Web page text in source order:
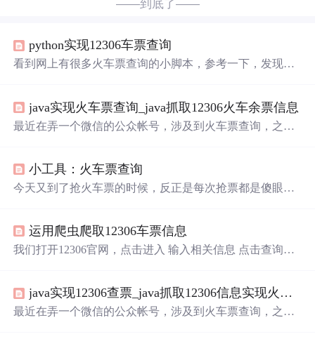
——到底了——
python实现12306车票查询
看到网上有很多火车票查询的小脚本，参考一下，发现很
pycharm 效果图编码 安装脚本用到的模块 requests， 用于
请求12306网站网址docopt， 解析命令行参数prettytable，
java实现火车票查询_java抓取12306火车余票信息
最近在弄一个微信的公众帐号，涉及到火车票查询，之前
2306上查询，抓取查询返回的数据包，这样就可以得到火
车票的信息。这里就随笔记一下获取12306余票的过程。首
址日...
小工具：火车票查询
今天又到了抢火车票的时候，反正是每次抢票都是傻眼。
我们可以获取到当我们单击查询时调用的Get请求。 请求
地址: https://kyfw.12306.cn/otn/leftTicket/queryX?leftTicketDT
运用爬虫爬取12306车票信息
我们打开12306官网，点击进入 输入相关信息 点击查询可
址为： https://kyfw.12306.cn/otn/leftTicket/queryO?leftTicketD
TO.train_date=2020-02-21&leftTicketDTO.from_station...
java实现12306查票_java抓取12306信息实现火车余票查询示例
最近在弄一个微信的公众帐号，涉及到火车票查询，之前